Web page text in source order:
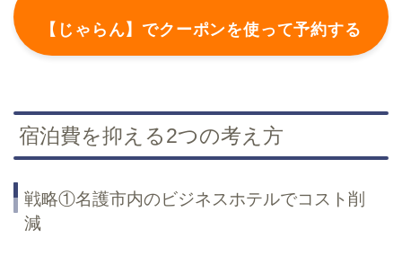
【じゃらん】でクーポンを使って予約する
宿泊費を抑える2つの考え方
戦略①名護市内のビジネスホテルでコスト削
減